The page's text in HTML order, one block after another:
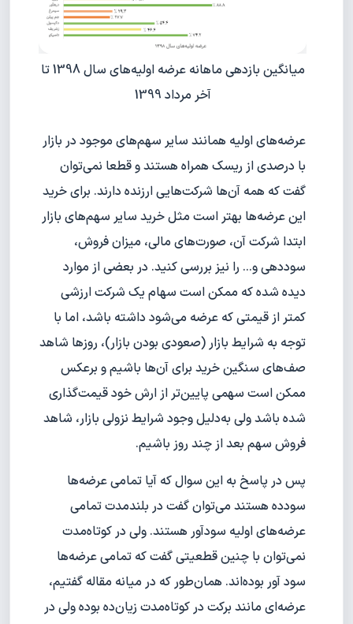
میانگین بازدهی ماهانه عرضه اولیه‌های سال 1398 تا
آخر مرداد 1399
عرضه‌های اولیه همانند سایر سهم‌های موجود در بازار
با درصدی از ریسک همراه هستند و قطعا نمی‌توان
گفت که همه آن‌ها شرکت‌هایی ارزنده دارند. برای خرید
این عرضه‌ها بهتر است مثل خرید سایر سهم‌های بازار
ابتدا شرکت آن، صورت‌های مالی، میزان فروش،
سوددهی و... را نیز بررسی کنید. در بعضی از موارد
دیده شده که ممکن است سهام یک شرکت ارزشی
کمتر از قیمتی که عرضه می‌شود داشته باشد، اما با
توجه به شرایط بازار (صعودی بودن بازار)، روزها شاهد
صف‌های سنگین خرید برای آن‌ها باشیم و برعکس
ممکن است سهمی پایین‌تر از ارش خود قیمت‌گذاری
شده باشد ولی به‌دلیل وجود شرایط نزولی بازار، شاهد
فروش سهم بعد از چند روز باشیم.
پس در پاسخ به این سوال که آیا تمامی عرضه‌ها
سودده هستند می‌توان گفت در بلندمدت تمامی
عرضه‌های اولیه سودآور هستند. ولی در کوتاه‌مدت
نمی‌توان با چنین قطعیتی گفت که تمامی عرضه‌ها
سود آور بوده‌اند. همان‌طور که در میانه مقاله گفتیم،
عرضه‌ای مانند برکت در کوتاه‌مدت زیان‌ده بوده ولی در